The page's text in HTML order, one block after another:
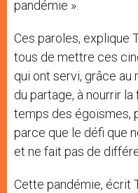
pandémie ».
Ces paroles, explique
tous de mettre ces
qui ont servi, grâce
du partage, à nourrir la
temps des égoïsmes,
parce que le défi que
et ne fait pas de
Cette pandémie, écrit